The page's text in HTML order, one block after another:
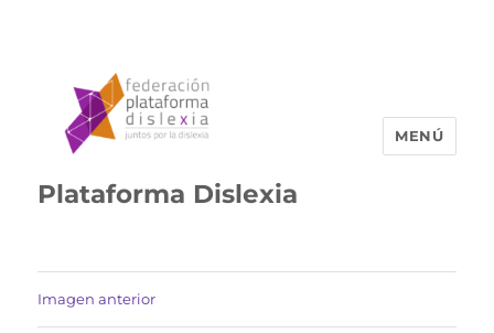
Plataforma Dislexia
MENÚ
Imagen anterior